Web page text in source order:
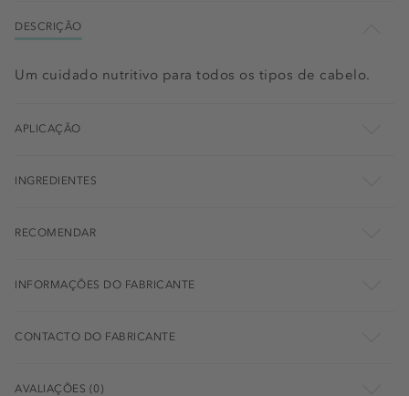
DESCRIÇÃO
Um cuidado nutritivo para todos os tipos de cabelo.
APLICAÇÃO
INGREDIENTES
RECOMENDAR
INFORMAÇÕES DO FABRICANTE
CONTACTO DO FABRICANTE
AVALIAÇÕES (0)